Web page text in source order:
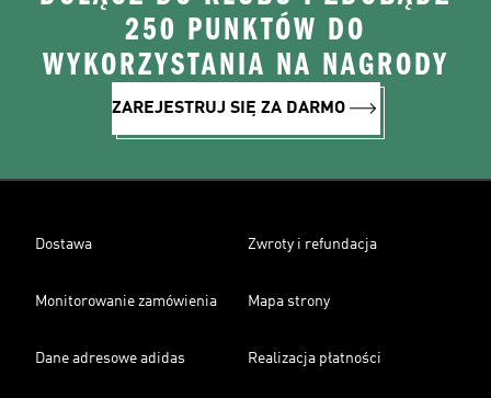
250 PUNKTÓW DO
WYKORZYSTANIA NA NAGRODY
ZAREJESTRUJ SIĘ ZA DARMO
Dostawa Zwroty i refundacja
Monitorowanie zamówienia Mapa strony
Dane adresowe adidas Realizacja płatności